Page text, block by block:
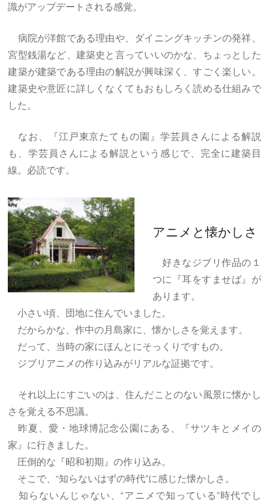
識がアップデートされる感覚。
病院が洋館である理由や、ダイニングキッチンの発祥、
宮型銭湯など、建築史と言っていいのかな、ちょっとした
建築が建築である理由の解説が興味深く、すごく楽しい。
建築史や意匠に詳しくなくてもおもしろく読める仕組みで
した。
なお、『江戸東京たてもの園』学芸員さんによる解説
も、学芸員さんによる解説という感じで、完全に建築目
線。必読です。
アニメと懐かしさ
好きなジブリ作品の１
つに『耳をすませば』が
あります。
小さい頃、団地に住んでいました。
だからかな、作中の月島家に、懐かしさを覚えます。
だって、当時の家にほんとにそっくりですもの。
ジブリアニメの作り込みがリアルな証拠です。
それ以上にすごいのは、住んだことのない風景に懐かし
さを覚える不思議。
昨夏、愛・地球博記念公園にある、『サツキとメイの
家』に行きました。
圧倒的な『昭和初期』の作り込み。
そこで、“知らないはずの時代”に感じた懐かしさ。
知らないんじゃない、“アニメで知っている”時代でし